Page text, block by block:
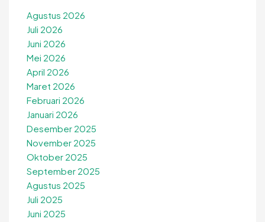
Agustus 2026
Juli 2026
Juni 2026
Mei 2026
April 2026
Maret 2026
Februari 2026
Januari 2026
Desember 2025
November 2025
Oktober 2025
September 2025
Agustus 2025
Juli 2025
Juni 2025